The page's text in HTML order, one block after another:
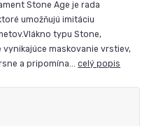
Stone Age je rada
umožňujú imitáciu
typu Stone,
maskovanie vrstiev,
a pripomína...celý popis